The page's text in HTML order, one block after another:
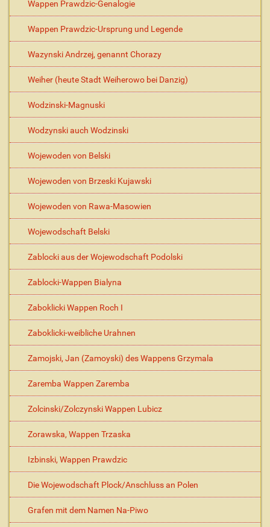
Wappen Prawdzic-Genalogie
Wappen Prawdzic-Ursprung und Legende
Wazynski Andrzej, genannt Chorazy
Weiher (heute Stadt Weiherowo bei Danzig)
Wodzinski-Magnuski
Wodzynski auch Wodzinski
Wojewoden von Belski
Wojewoden von Brzeski Kujawski
Wojewoden von Rawa-Masowien
Wojewodschaft Belski
Zablocki aus der Wojewodschaft Podolski
Zablocki-Wappen Bialyna
Zaboklicki Wappen Roch I
Zaboklicki-weibliche Urahnen
Zamojski, Jan (Zamoyski) des Wappens Grzymala
Zaremba Wappen Zaremba
Zolcinski/Zolczynski Wappen Lubicz
Zorawska, Wappen Trzaska
Izbinski, Wappen Prawdzic
Die Wojewodschaft Plock/Anschluss an Polen
Grafen mit dem Namen Na-Piwo